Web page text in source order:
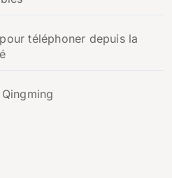
téléphoner depuis la